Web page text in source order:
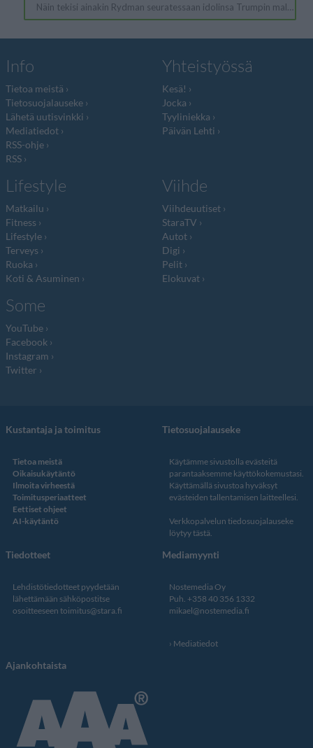
Info
Tietoa meistä
Tietosuojalauseke
Lähetä uutisvinkki
Mediatiedot
RSS-ohje
RSS
Yhteistyössä
Kesä!
Jocka
Tyyliniekka
Päivän Lehti
Lifestyle
Matkailu
Fitness
Lifestyle
Terveys
Ruoka
Koti & Asuminen
Viihde
Viihdeuutiset
StaraTV
Autot
Digi
Pelit
Elokuvat
Some
YouTube
Facebook
Instagram
Twitter
Kustantaja ja toimitus
Tietoa meistä
Oikaisukäytäntö
Ilmoita virheestä
Toimitusperiaatteet
Eettiset ohjeet
AI-käytäntö
Tietosuojalauseke
Käytämme sivustolla evästeitä
parantaaksemme käyttökokemustasi.
Käyttämällä sivustoa hyväksyt
evästeiden tallentamisen laitteellesi.
Verkkopalvelun tiedosuojalauseke
löytyy tästä.
Tiedotteet
Lehdistötiedotteet pyydetään
lähettämään sähköpostitse
osoitteeseen toimitus@stara.fi
Mediamyynti
Nostemedia Oy
Puh. +358 40 356 1332
mikael@nostemedia.fi
Mediatiedot
Ajankohtaista